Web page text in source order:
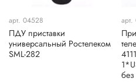
арт. 04528
ПДУ приставки
универсальный Ростелеком
SML-282